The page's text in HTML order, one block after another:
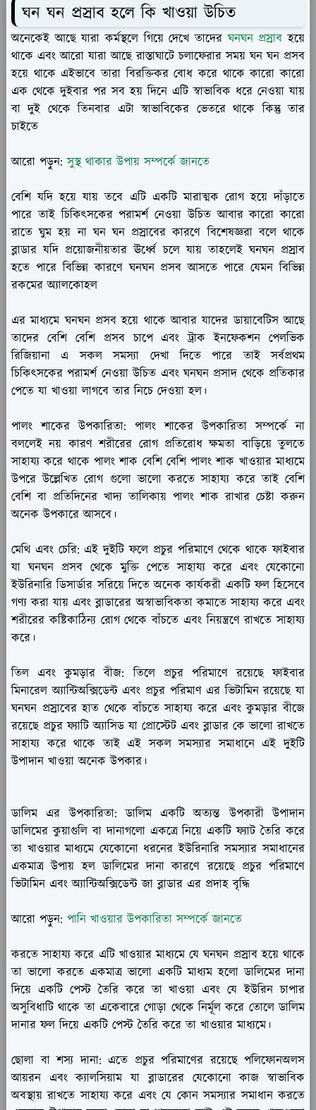
ঘন ঘন প্রস্রাব হলে কি খাওয়া উচিত
অনেকেই আছে যারা কর্মস্থলে গিয়ে দেখে তাদের ঘনঘন প্রস্রাব হয়ে
থাকে এবং আরো যারা আছে রাস্তাঘাটে চলাফেরার সময় ঘন ঘন প্রসব
হয়ে থাকে এইভাবে তারা বিরক্তিকর বোধ করে থাকে কারো কারো
এক থেকে দুইবার পর সব হয় দিনে এটি স্বাভাবিক ধরে নেওয়া যায়
বা দুই থেকে তিনবার এটা স্বাভাবিকের ভেতরে থাকে কিন্তু তার
চাইতে
আরো পড়ুন:সুস্থ থাকার উপায় সম্পর্কে জানতে
বেশি যদি হয়ে যায় তবে এটি একটি মারাত্মক রোগ হয়ে দাঁড়াতে
পারে তাই চিকিৎসকের পরামর্শ নেওয়া উচিত আবার কারো কারো
রাতে ঘুম হয় না ঘন ঘন প্রস্রাবের কারণে বিশেষজ্ঞরা বলে থাকে
ব্লাডার যদি প্রয়োজনীয়তার ঊর্ধ্বে চলে যায় তাহলেই ঘনঘন প্রস্রাব
হতে পারে বিভিন্ন কারণে ঘনঘন প্রসব আসতে পারে যেমন বিভিন্ন
রকমের অ্যালকোহল
এর মাধ্যমে ঘনঘন প্রসব হয়ে থাকে আবার যাদের ডায়াবেটিস আছে
তাদের বেশি বেশি প্রসব চাপে এবং ট্রাক ইনফেকশন পেলভিক
রিজিয়ানা এ সকল সমস্যা দেখা দিতে পারে তাই সর্বপ্রথম
চিকিৎসকের পরামর্শ নেওয়া উচিত এবং ঘনঘন প্রসাদ থেকে প্রতিকার
পেতে যা খাওয়া লাগবে তার নিচে দেওয়া হল।
পালং শাকের উপকারিতা: পালং শাকের উপকারিতা সম্পর্কে না
বললেই নয় কারণ শরীরের রোগ প্রতিরোধ ক্ষমতা বাড়িয়ে তুলতে
সাহায্য করে থাকে পালং শাক বেশি বেশি পালং শাক খাওয়ার মাধ্যমে
উপরে উল্লেখিত রোগ গুলো ভালো করতে সাহায্য করে তাই বেশি
বেশি বা প্রতিদিনের খাদ্য তালিকায় পালং শাক রাখার চেষ্টা করুন
অনেক উপকারে আসবে।
মেথি এবং চেরি: এই দুইটি ফলে প্রচুর পরিমাণে থেকে থাকে ফাইবার
যা ঘনঘন প্রসব থেকে মুক্তি পেতে সাহায্য করে এবং যেকোনো
ইউরিনারি ডিসার্ডার সরিয়ে দিতে অনেক কার্যকরী একটি ফল হিসেবে
গণ্য করা যায় এবং ব্লাডারের অস্বাভাবিকতা কমাতে সাহায্য করে এবং
শরীরের কষ্টিকাঠিন্য রোগ থেকে বাঁচতে এবং নিয়ন্ত্রণে রাখতে সাহায্য
করে।
তিল এবং কুমড়ার বীজ: তিলে প্রচুর পরিমাণে রয়েছে ফাইবার
মিনারেল অ্যান্টিঅক্সিডেন্ট এবং প্রচুর পরিমাণ এর ভিটামিন রয়েছে যা
ঘনঘন প্রস্রাবের হাত থেকে বাঁচতে সাহায্য করে এবং কুমড়ার বীজে
রয়েছে প্রচুর ফ্যাটি অ্যাসিড যা প্রোস্টেট এবং ব্লাডার কে ভালো রাখতে
সাহায্য করে থাকে তাই এই সকল সমস্যার সমাধানে এই দুইটি
উপাদান খাওয়া অনেক উপকার।
ডালিম এর উপকারিতা: ডালিম একটি অত্যন্ত উপকারী উপাদান
ডালিমের কুয়াগুলি বা দানাগলো একত্রে নিয়ে একটি ফ্যাট তৈরি করে
তা খাওয়ার মাধ্যমে যেকোনো ধরনের ইউরিনারি সমস্যার সমাধানের
একমাত্র উপায় হল ডালিমের দানা কারণে রয়েছে প্রচুর পরিমাণে
ভিটামিন এবং অ্যান্টিঅক্সিডেন্ট জা ব্লাডার এর প্রদাহ বৃদ্ধি
আরো পড়ুন: পানি খাওয়ার উপকারিতা সম্পর্কে জানতে
করতে সাহায্য করে এটি খাওয়ার মাধ্যমে যে ঘনঘন প্রস্রাব হয়ে থাকে
তা ভালো করতে একমাত্র ভালো একটি মাধ্যম হলো ডালিমের দানা
দিয়ে একটি পেস্ট তৈরি করে তা খাওয়া এবং যে ইউরিন চাপার
অসুবিধাটি থাকে তা একেবারে গোড়া থেকে নির্মূল করে তোলে ডালিম
দানার ফল দিয়ে একটি পেস্ট তৈরি করে তা খাওয়ার মাধ্যমে।
ছোলা বা শস্য দানা: এতে প্রচুর পরিমাণের রয়েছে পলিফোনঅলস
আয়রন এবং ক্যালসিয়াম যা ব্লাডারের যেকোনো কাজ স্বাভাবিক
অবস্থায় রাখতে সাহায্য করে এবং যে কোন সমস্যার সমাধান করতে